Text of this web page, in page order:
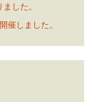
した。
催しました。